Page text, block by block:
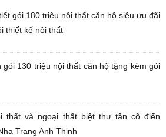
gói 180 triệu nội thất căn hộ siêu ưu đãi
thiết kế nội thất
gói 130 triệu nội thất căn hộ tặng kèm gói
thất và ngoại thất biệt thư tân cô điển
Trang Anh Thịnh